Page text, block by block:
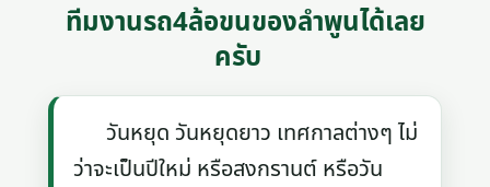
ทีมงานรถ4ล้อขนของลําพูนได้เลย
ครับ
วันหยุด วันหยุดยาว เทศกาลต่างๆ ไม่
ว่าจะเป็นปีใหม่ หรือสงกรานต์ หรือวัน